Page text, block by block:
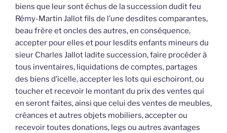
biens que leur sont échus de la succession dudit feu
Rémy-Martin Jallot fils de l’une desdites comparantes,
beau frère et oncles des autres, en conséquence,
accepter pour elles et pour lesdits enfants mineurs du
sieur Charles Jallot ladite succession, faire procéder à
tous inventaires, liquidations de comptes, partages
des biens d’icelle, accepter les lots qui eschoiront, ou
toucher et recevoir le montant du prix des ventes qui
en seront faites, ainsi que celui des ventes de meubles,
créances et autres objets mobiliers, accepter ou
recevoir toutes donations, legs ou autres avantages